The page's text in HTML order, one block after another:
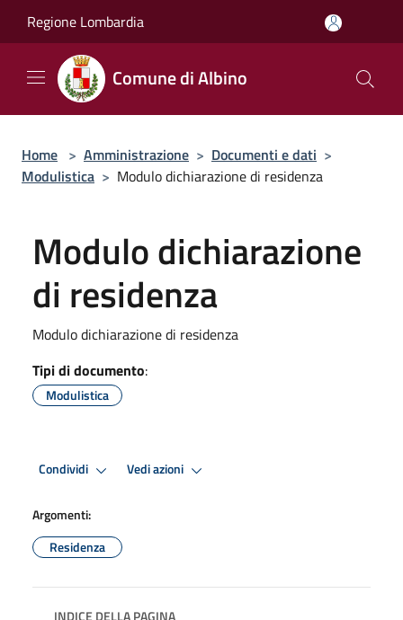
Regione Lombardia
Comune di Albino
Home > Amministrazione > Documenti e dati >
Modulistica > Modulo dichiarazione di residenza
Modulo dichiarazione
di residenza
Modulo dichiarazione di residenza
Tipi di documento:
Modulistica
Condividi Vedi azioni
Argomenti:
Residenza
INDICE DELLA PAGINA